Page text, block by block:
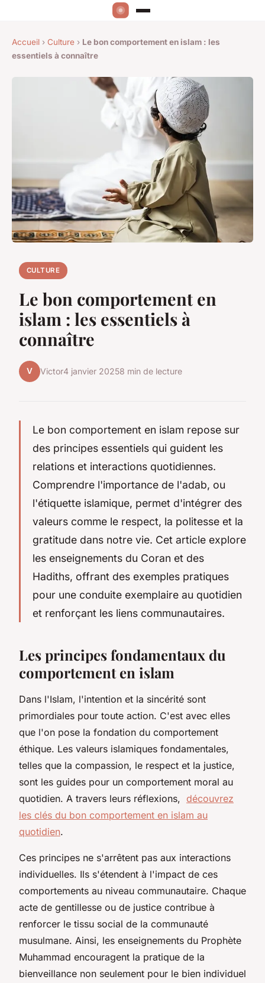
Accueil › Culture › Le bon comportement en islam : les
essentiels à connaître
CULTURE
Le bon comportement en
islam : les essentiels à
connaître
V Victor4 janvier 20258 min de lecture
Le bon comportement en islam repose sur
des principes essentiels qui guident les
relations et interactions quotidiennes.
Comprendre l'importance de l'adab, ou
l'étiquette islamique, permet d'intégrer des
valeurs comme le respect, la politesse et la
gratitude dans notre vie. Cet article explore
les enseignements du Coran et des
Hadiths, offrant des exemples pratiques
pour une conduite exemplaire au quotidien
et renforçant les liens communautaires.
Les principes fondamentaux du
comportement en islam
Dans l'Islam, l'intention et la sincérité sont
primordiales pour toute action. C'est avec elles
que l'on pose la fondation du comportement
éthique. Les valeurs islamiques fondamentales,
telles que la compassion, le respect et la justice,
sont les guides pour un comportement moral au
quotidien. A travers leurs réflexions, découvrez
les clés du bon comportement en islam au
quotidien.
Ces principes ne s'arrêtent pas aux interactions
individuelles. Ils s'étendent à l'impact de ces
comportements au niveau communautaire. Chaque
acte de gentillesse ou de justice contribue à
renforcer le tissu social de la communauté
musulmane. Ainsi, les enseignements du Prophète
Muhammad encouragent la pratique de la
bienveillance non seulement pour le bien individuel